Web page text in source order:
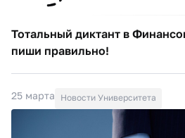
Тотальный диктант в
пиши правильно!
25 марта Новости Университета